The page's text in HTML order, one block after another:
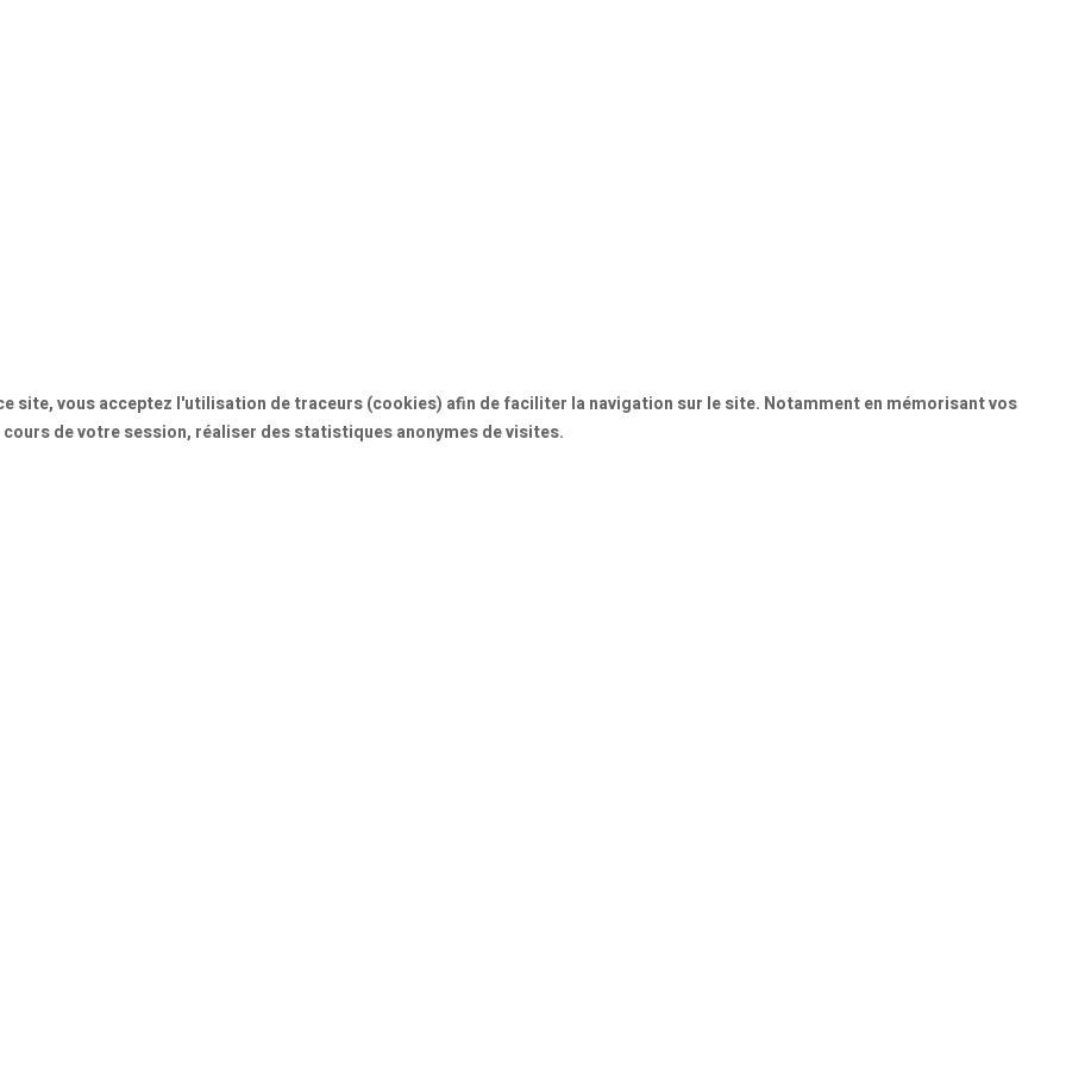
site, vous acceptez l'utilisation de traceurs (cookies) afin de faciliter la navigation sur le site. Notamment en mémorisant vos
de votre session, réaliser des statistiques anonymes de visites.